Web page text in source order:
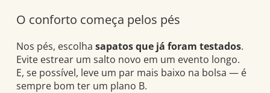
O conforto começa pelos pés
Nos pés, escolha sapatos que já foram testados.
Evite estrear um salto novo em um evento longo.
E, se possível, leve um par mais baixo na bolsa — é
sempre bom ter um plano B.